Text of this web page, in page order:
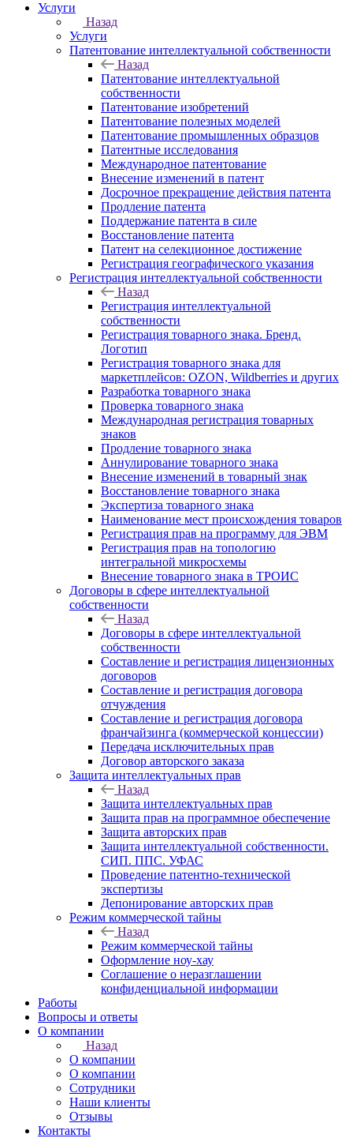
Услуги
Назад
Услуги
Патентование интеллектуальной собственности
Назад
Патентование интеллектуальной
собственности
Патентование изобретений
Патентование полезных моделей
Патентование промышленных образцов
Патентные исследования
Международное патентование
Внесение изменений в патент
Досрочное прекращение действия патента
Продление патента
Поддержание патента в силе
Восстановление патента
Патент на селекционное достижение
Регистрация географического указания
Регистрация интеллектуальной собственности
Назад
Регистрация интеллектуальной
собственности
Регистрация товарного знака. Бренд.
Логотип
Регистрация товарного знака для
маркетплейсов: OZON, Wildberries и других
Разработка товарного знака
Проверка товарного знака
Международная регистрация товарных
знаков
Продление товарного знака
Аннулирование товарного знака
Внесение изменений в товарный знак
Восстановление товарного знака
Экспертиза товарного знака
Наименование мест происхождения товаров
Регистрация прав на программу для ЭВМ
Регистрация прав на топологию
интегральной микросхемы
Внесение товарного знака в ТРОИС
Договоры в сфере интеллектуальной
собственности
Назад
Договоры в сфере интеллектуальной
собственности
Составление и регистрация лицензионных
договоров
Составление и регистрация договора
отчуждения
Составление и регистрация договора
франчайзинга (коммерческой концессии)
Передача исключительных прав
Договор авторского заказа
Защита интеллектуальных прав
Назад
Защита интеллектуальных прав
Защита прав на программное обеспечение
Защита авторских прав
Защита интеллектуальной собственности.
СИП. ППС. УФАС
Проведение патентно-технической
экспертизы
Депонирование авторских прав
Режим коммерческой тайны
Назад
Режим коммерческой тайны
Оформление ноу-хау
Соглашение о неразглашении
конфиденциальной информации
Работы
Вопросы и ответы
О компании
Назад
О компании
О компании
Сотрудники
Наши клиенты
Отзывы
Контакты